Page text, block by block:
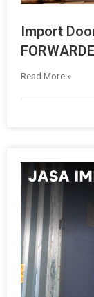
Import
Read More »